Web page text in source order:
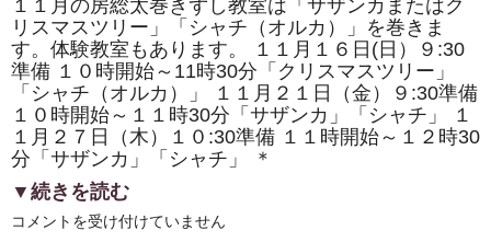
１１月の房総太巻きずし教室は「サザンカまたはク
リスマスツリー」「シャチ（オルカ）」を巻きま
す。体験教室もあります。 １１月１６日(日）９:30
準備 １０時開始～11時30分「クリスマスツリー」
「シャチ（オルカ）」 １１月２１日（金）９:30準備
１０時開始～１１時30分「サザンカ」「シャチ」 １
１月２７日（木）１０:30準備 １１時開始～１２時30
分「サザンカ」「シャチ」 ＊
▼続きを読む
11
コメントを受け付けていません